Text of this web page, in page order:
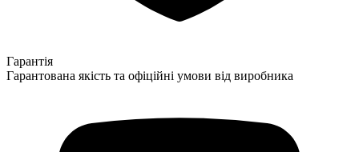
Гарантія
Гарантована якість та офіційні умови від виробника